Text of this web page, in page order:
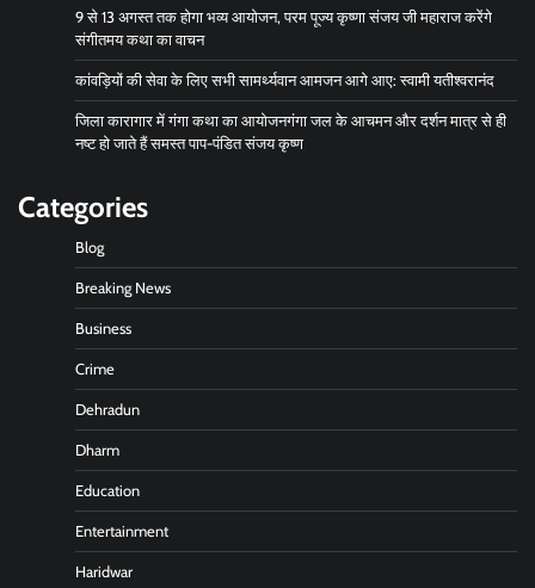
9 से 13 अगस्त तक होगा भव्य आयोजन, परम पूज्य कृष्णा संजय जी महाराज करेंगे
संगीतमय कथा का वाचन
कांवड़ियों की सेवा के लिए सभी सामर्थ्यवान आमजन आगे आए: स्वामी यतीश्वरानंद
जिला कारागार में गंगा कथा का आयोजनगंगा जल के आचमन और दर्शन मात्र से ही
नष्ट हो जाते हैं समस्त पाप-पंडित संजय कृष्ण
Categories
Blog
Breaking News
Business
Crime
Dehradun
Dharm
Education
Entertainment
Haridwar